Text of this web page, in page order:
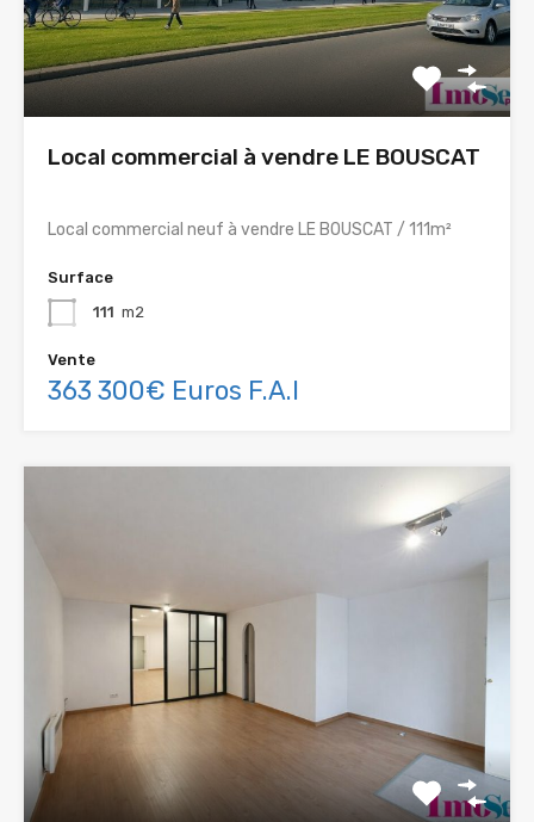
Local commercial à vendre LE BOUSCAT
Local commercial neuf à vendre LE BOUSCAT / 111m²
Surface
111 m2
Vente
363 300€ Euros F.A.I